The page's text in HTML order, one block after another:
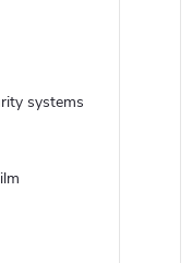
systems